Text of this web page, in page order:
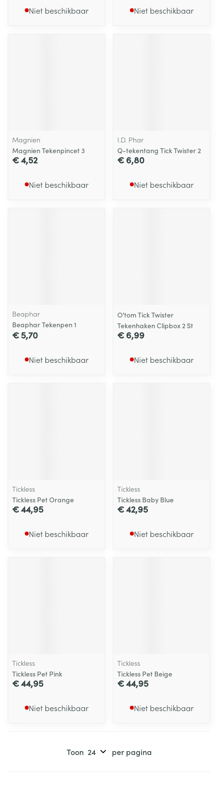
Niet beschikbaar Niet beschikbaar
Magnien
Magnien Tekenpincet 3
€ 4,52
Niet beschikbaar
I.D. Phar
Q-tekentang Tick Twister 2
€ 6,80
Niet beschikbaar
Beaphar
Beaphar Tekenpen 1
€ 5,70
Niet beschikbaar
O'tom Tick Twister
Tekenhaken Clipbox 2 St
€ 6,99
Niet beschikbaar
Tickless
Tickless Pet Orange
€ 44,95
Niet beschikbaar
Tickless
Tickless Baby Blue
€ 42,95
Niet beschikbaar
Tickless
Tickless Pet Pink
€ 44,95
Niet beschikbaar
Tickless
Tickless Pet Beige
€ 44,95
Niet beschikbaar
Toon per pagina